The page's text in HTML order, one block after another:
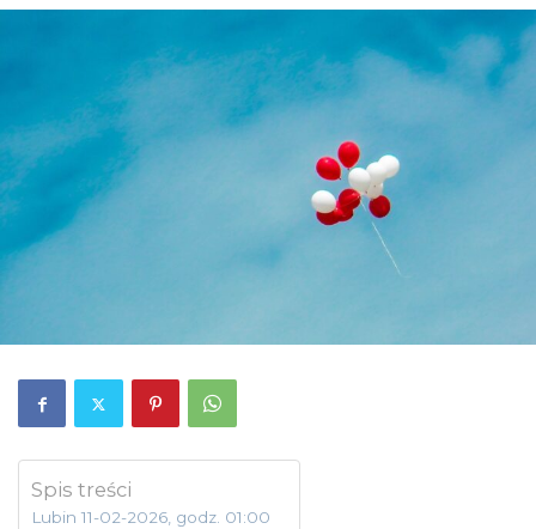
Spis treści
Lubin 11-02-2026, godz. 01:00